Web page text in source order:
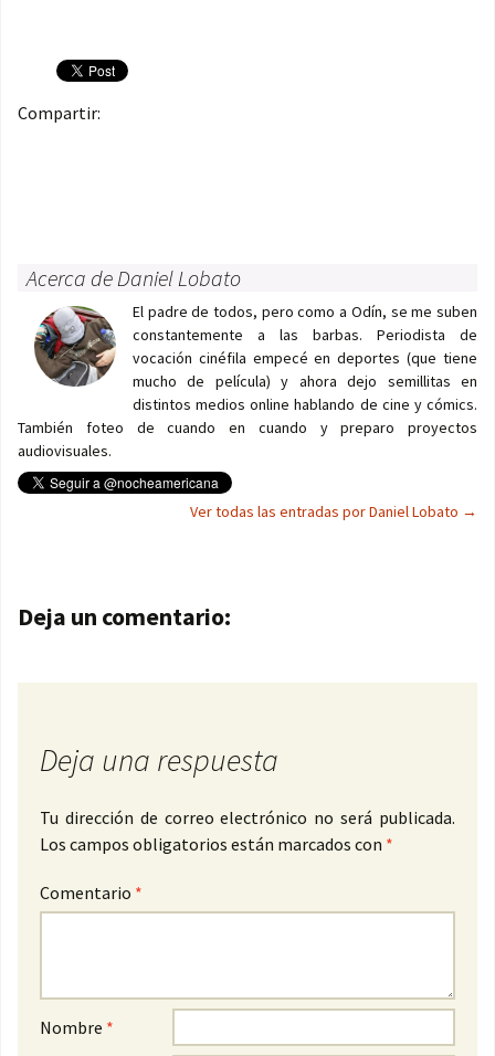
Compartir:
Acerca de Daniel Lobato
El padre de todos, pero como a Odín, se me suben
constantemente a las barbas. Periodista de
vocación cinéfila empecé en deportes (que tiene
mucho de película) y ahora dejo semillitas en
distintos medios online hablando de cine y cómics.
También foteo de cuando en cuando y preparo proyectos
audiovisuales.
Ver todas las entradas por Daniel Lobato →
Navegación de entradas
Deja un comentario:
Deja una respuesta
Tu dirección de correo electrónico no será publicada.
Los campos obligatorios están marcados con *
Comentario *
Nombre *